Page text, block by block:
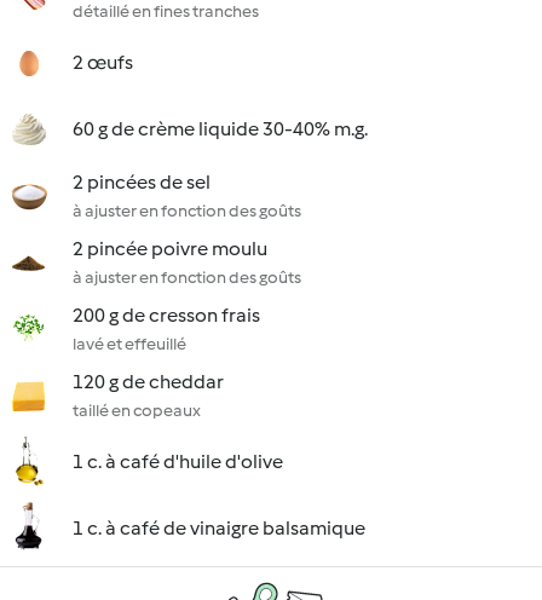
détaillé en fines tranches
2 œufs
60 g de crème liquide 30-40% m.g.
2 pincées de sel
à ajuster en fonction des goûts
2 pincée poivre moulu
à ajuster en fonction des goûts
200 g de cresson frais
lavé et effeuillé
120 g de cheddar
taillé en copeaux
1 c. à café d'huile d'olive
1 c. à café de vinaigre balsamique